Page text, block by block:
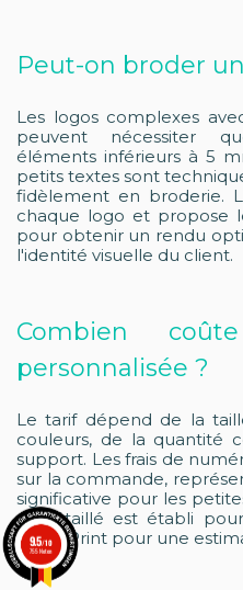
Peut-on broder
Les logos complexes
peuvent nécessiter
éléments inférieurs à 5
petits textes sont
fidèlement en broderie.
chaque logo et propose
pour obtenir un rendu
l'identité visuelle du client.
Combien
personnalisée ?
Le tarif dépend de la
couleurs, de la quantité
support. Les frais de
sur la commande,
significative pour les
et détaillé est établi
Tissus Print pour une
9.5/10
755 Noten